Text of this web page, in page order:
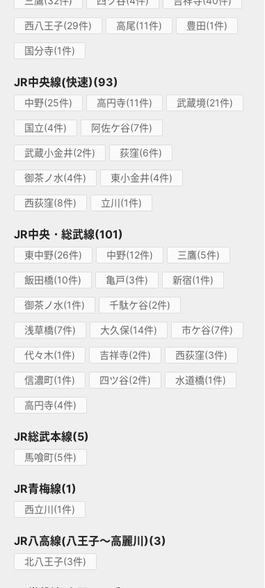
西八王子(29件) 高尾(11件) 豊田(1件)
国分寺(1件)
JR中央線(快速)(93)
中野(25件) 高円寺(11件) 武蔵境(21件)
国立(4件) 阿佐ケ谷(7件)
武蔵小金井(2件) 荻窪(6件)
御茶ノ水(4件) 東小金井(4件)
西荻窪(8件) 立川(1件)
JR中央・総武線(101)
東中野(26件) 中野(12件) 三鷹(5件)
飯田橋(10件) 亀戸(3件) 新宿(1件)
御茶ノ水(1件) 千駄ケ谷(2件)
浅草橋(7件) 大久保(14件) 市ケ谷(7件)
代々木(1件) 吉祥寺(2件) 西荻窪(3件)
信濃町(1件) 四ツ谷(2件) 水道橋(1件)
高円寺(4件)
JR総武本線(5)
馬喰町(5件)
JR青梅線(1)
西立川(1件)
JR八高線(八王子～高麗川)(3)
北八王子(3件)